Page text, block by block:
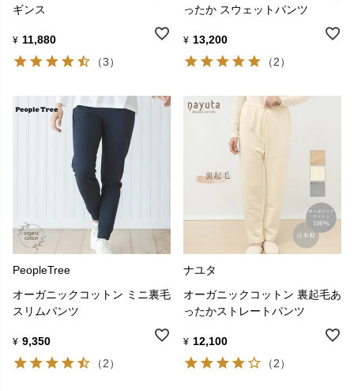
ギンス
¥ 11,880
（3）
ったか スウェットパンツ
¥ 13,200
（2）
PeopleTree
オーガニックコットン ミニ裏毛
スリムパンツ
¥ 9,350
（2）
ナユタ
オーガニックコットン 裏起毛あ
ったかストレートパンツ
¥ 12,100
（2）